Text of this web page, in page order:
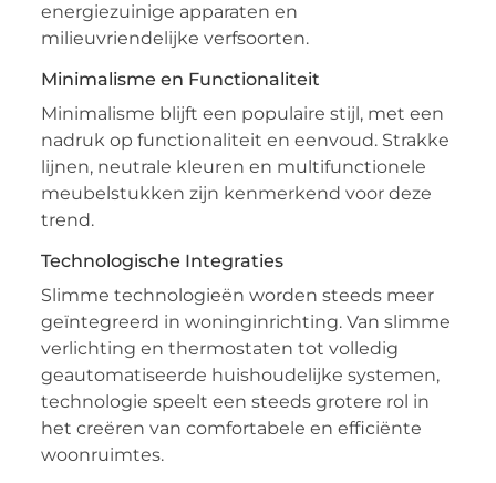
energiezuinige apparaten en
milieuvriendelijke verfsoorten.
Minimalisme en Functionaliteit
Minimalisme blijft een populaire stijl, met een
nadruk op functionaliteit en eenvoud. Strakke
lijnen, neutrale kleuren en multifunctionele
meubelstukken zijn kenmerkend voor deze
trend.
Technologische Integraties
Slimme technologieën worden steeds meer
geïntegreerd in woninginrichting. Van slimme
verlichting en thermostaten tot volledig
geautomatiseerde huishoudelijke systemen,
technologie speelt een steeds grotere rol in
het creëren van comfortabele en efficiënte
woonruimtes.